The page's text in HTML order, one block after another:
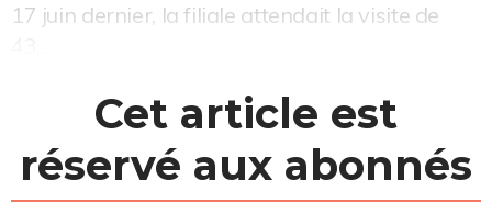
17 juin dernier, la filiale attendait la visite de
Cet article est
réservé aux abonnés